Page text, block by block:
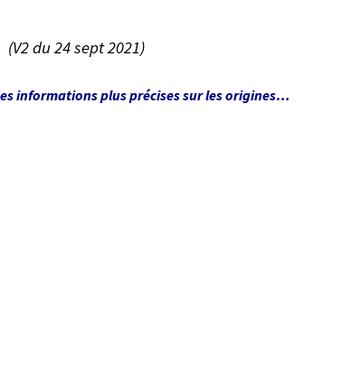
(V2 du 24 sept 2021)
informations plus précises sur les origines…